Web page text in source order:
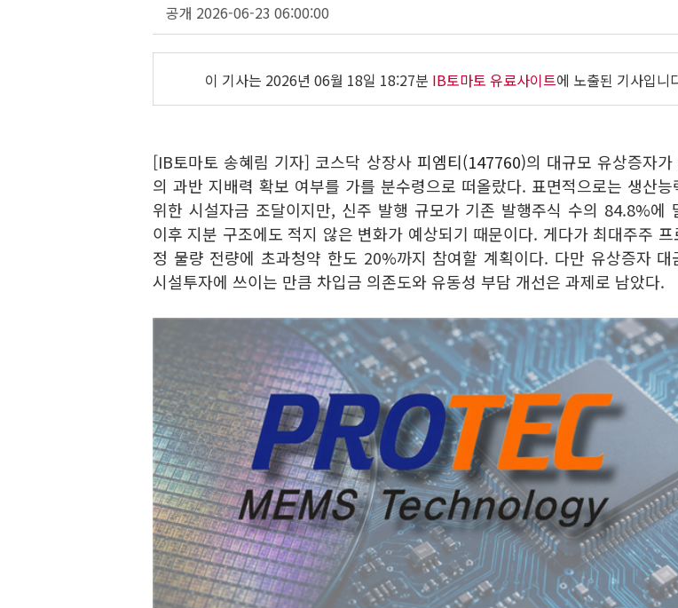
공개 2026-06-23 06:00:00
이 기사는 2026년 06월 18일 18:27분 IB토마토 유료사이트에 노출된 기사입니
[IB토마토 송혜림 기자] 코스닥 상장사 피엠티(147760)의 대규모 유상증자가
의 과반 지배력 확보 여부를 가를 분수령으로 떠올랐다. 표면적으로는 생산능
위한 시설자금 조달이지만, 신주 발행 규모가 기존 발행주식 수의 84.8%에
이후 지분 구조에도 적지 않은 변화가 예상되기 때문이다. 게다가 최대주주 프
정 물량 전량에 초과청약 한도 20%까지 참여할 계획이다. 다만 유상증자 대
시설투자에 쓰이는 만큼 차입금 의존도와 유동성 부담 개선은 과제로 남았다.